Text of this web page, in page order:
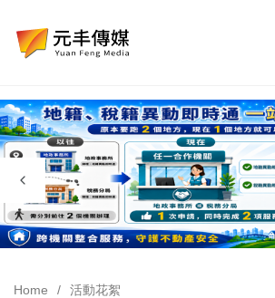
Home
活動花絮